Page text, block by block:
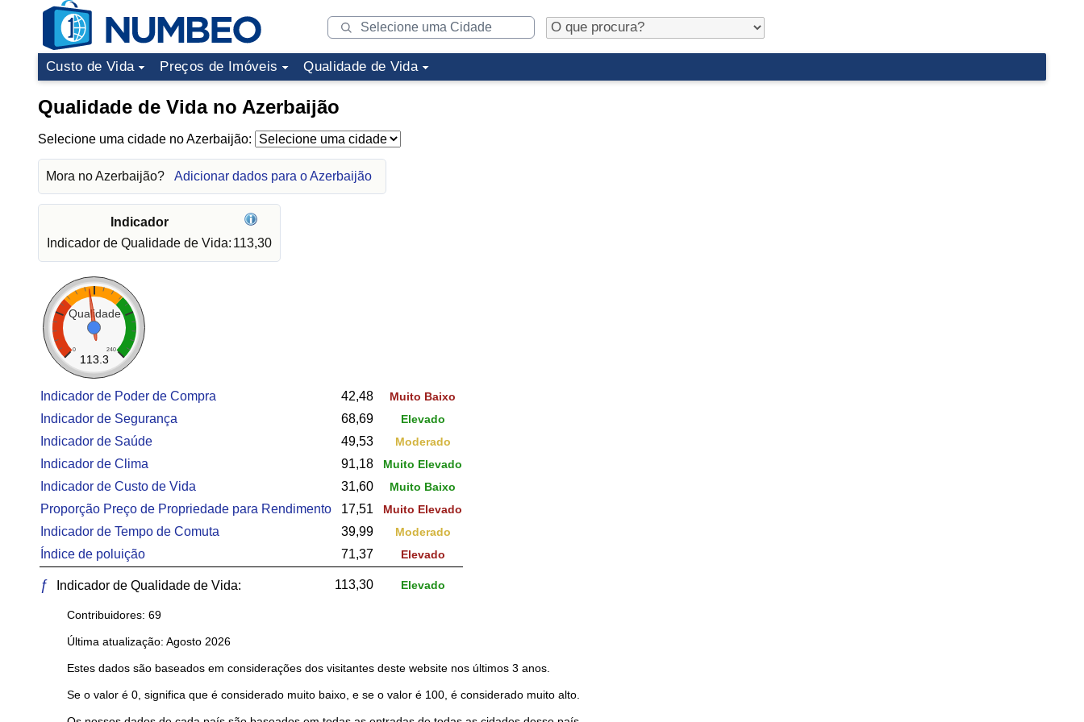
Custo de Vida Preços de Imóveis Qualidade de Vida
Qualidade de Vida no Azerbaijão
Selecione uma cidade no Azerbaijão:
Mora no Azerbaijão? Adicionar dados para o Azerbaijão
Indicador
Indicador de Qualidade de Vida: 113,30
Qualidade
0 240
113.3
Indicador de Poder de Compra 42,48 Muito Baixo
Indicador de Segurança 68,69 Elevado
Indicador de Saúde 49,53 Moderado
Indicador de Clima 91,18 Muito Elevado
Indicador de Custo de Vida 31,60 Muito Baixo
Proporção Preço de Propriedade para Rendimento 17,51 Muito Elevado
Indicador de Tempo de Comuta 39,99 Moderado
Índice de poluição 71,37 Elevado
ƒ Indicador de Qualidade de Vida: 113,30 Elevado
Contribuidores: 69
Última atualização: Agosto 2026
Estes dados são baseados em considerações dos visitantes deste website nos últimos 3 anos.
Se o valor é 0, significa que é considerado muito baixo, e se o valor é 100, é considerado muito alto.